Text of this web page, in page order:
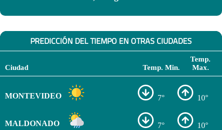
PREDICCIÓN DEL TIEMPO EN OTRAS CIUDADES
Ciudad Temp. Min.
Temp.
Max.
MONTEVIDEO 7° 10°
MALDONADO 7° 10°